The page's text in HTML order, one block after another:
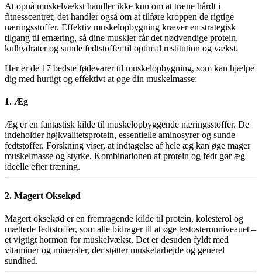
At opnå muskelvækst handler ikke kun om at træne hårdt i
fitnesscentret; det handler også om at tilføre kroppen de rigtige
næringsstoffer. Effektiv muskelopbygning kræver en strategisk
tilgang til ernæring, så dine muskler får det nødvendige protein,
kulhydrater og sunde fedtstoffer til optimal restitution og vækst.
Her er de 17 bedste fødevarer til muskelopbygning, som kan hjælpe
dig med hurtigt og effektivt at øge din muskelmasse:
1. Æg
Æg er en fantastisk kilde til muskelopbyggende næringsstoffer. De
indeholder højkvalitetsprotein, essentielle aminosyrer og sunde
fedtstoffer. Forskning viser, at indtagelse af hele æg kan øge mager
muskelmasse og styrke. Kombinationen af protein og fedt gør æg
ideelle efter træning.
2. Magert Oksekød
Magert oksekød er en fremragende kilde til protein, kolesterol og
mættede fedtstoffer, som alle bidrager til at øge testosteronniveauet –
et vigtigt hormon for muskelvækst. Det er desuden fyldt med
vitaminer og mineraler, der støtter muskelarbejde og generel
sundhed.